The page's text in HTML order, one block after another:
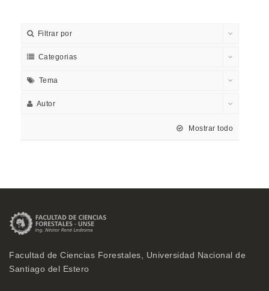
Filtrar por
Categorias
Tema
Autor
Mostrar todo
Facultad de Ciencias Forestales, Universidad Nacional de
Santiago del Estero